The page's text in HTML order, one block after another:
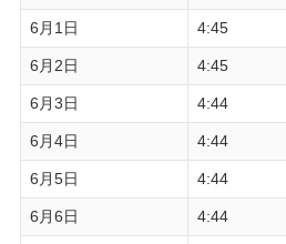
6月1日 4:45
6月2日 4:45
6月3日 4:44
6月4日 4:44
6月5日 4:44
6月6日 4:44